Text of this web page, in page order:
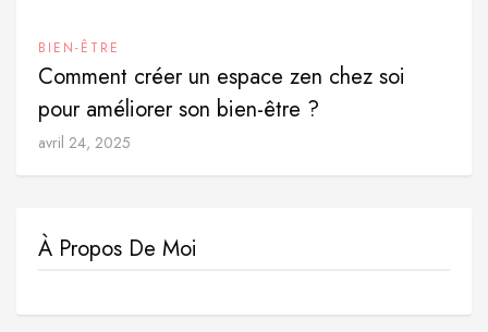
BIEN-ÊTRE
Comment créer un espace zen chez soi
pour améliorer son bien-être ?
avril 24, 2025
À Propos De Moi